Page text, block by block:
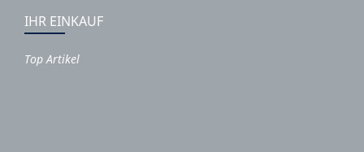
IHR EINKAUF
Top Artikel